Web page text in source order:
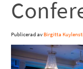
Publicerad av Birgitta